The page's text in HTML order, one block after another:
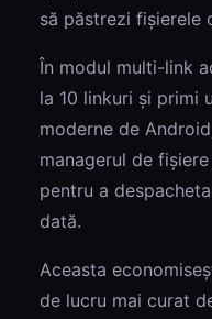
să păstrezi fișierele
În modul multi-link
la 10 linkuri și primi
moderne de
managerul de
pentru a
dată.
Aceasta
de lucru mai curat